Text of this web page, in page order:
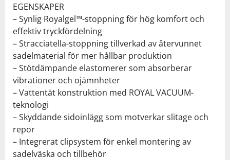
EGENSKAPER
– Synlig Royalgel™-stoppning för hög komfort och
effektiv tryckfördelning
– Stracciatella-stoppning tillverkad av återvunnet
sadelmaterial för mer hållbar produktion
– Stötdämpande elastomerer som absorberar
vibrationer och ojämnheter
– Vattentät konstruktion med ROYAL VACUUM-
teknologi
– Skyddande sidoinlägg som motverkar slitage och
repor
– Integrerat clipsystem för enkel montering av
sadelväska och tillbehör